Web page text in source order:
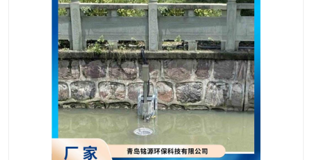
下开式堰门 液动限流闸门
加压泵房/灌溉泵房 一体化预制泵站
不锈钢浮筒阀 真空冲洗装置
雨水收集回用装置 门式冲洗装置
智能一体化灌溉泵房 一体化污水处理泵房